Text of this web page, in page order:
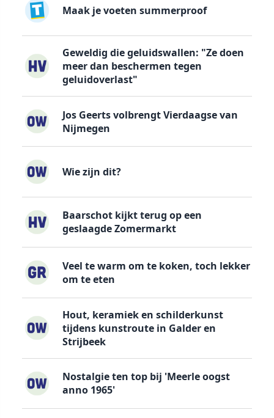
Maak je voeten summerproof
Geweldig die geluidswallen: "Ze doen
meer dan beschermen tegen
geluidoverlast"
Jos Geerts volbrengt Vierdaagse van
Nijmegen
Wie zijn dit?
Baarschot kijkt terug op een
geslaagde Zomermarkt
Veel te warm om te koken, toch lekker
om te eten
Hout, keramiek en schilderkunst
tijdens kunstroute in Galder en
Strijbeek
Nostalgie ten top bij 'Meerle oogst
anno 1965'